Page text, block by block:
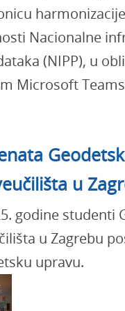
Nacionalne
(NIPP), u
Microsoft
u
godine studenti
u Zagrebu
upravu.